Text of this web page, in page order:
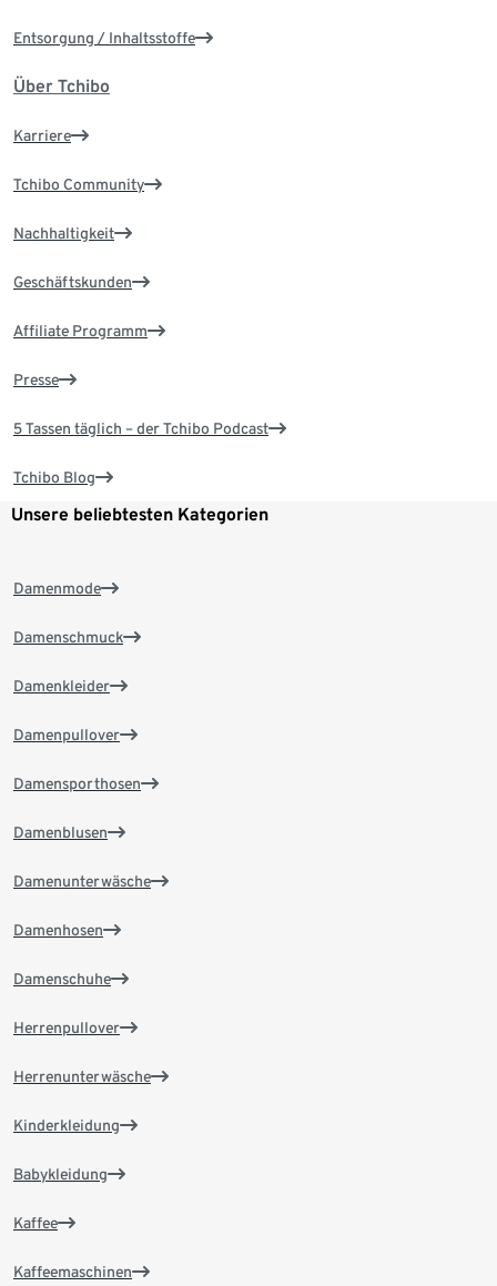
Entsorgung / Inhaltsstoffe
Über Tchibo
Karriere
Tchibo Community
Nachhaltigkeit
Geschäftskunden
Affiliate Programm
Presse
5 Tassen täglich – der Tchibo Podcast
Tchibo Blog
Unsere beliebtesten Kategorien
Damenmode
Damenschmuck
Damenkleider
Damenpullover
Damensporthosen
Damenblusen
Damenunterwäsche
Damenhosen
Damenschuhe
Herrenpullover
Herrenunterwäsche
Kinderkleidung
Babykleidung
Kaffee
Kaffeemaschinen